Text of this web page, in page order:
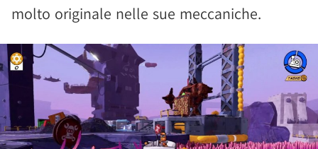
molto originale nelle sue meccaniche.